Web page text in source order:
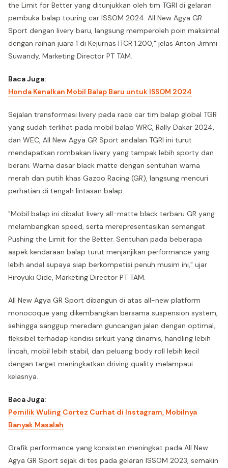
the Limit for Better yang ditunjukkan oleh tim TGRI di gelaran
pembuka balap touring car ISSOM 2024. All New Agya GR
Sport dengan livery baru, langsung memperoleh poin maksimal
dengan raihan juara 1 di Kejurnas ITCR 1.200," jelas Anton Jimmi
Suwandy, Marketing Director PT TAM.
Baca Juga:
Honda Kenalkan Mobil Balap Baru untuk ISSOM 2024
Sejalan transformasi livery pada race car tim balap global TGR
yang sudah terlihat pada mobil balap WRC, Rally Dakar 2024,
dan WEC, All New Agya GR Sport andalan TGRI ini turut
mendapatkan rombakan livery yang tampak lebih sporty dan
berani. Warna dasar black matte dengan sentuhan warna
merah dan putih khas Gazoo Racing (GR), langsung mencuri
perhatian di tengah lintasan balap.
"Mobil balap ini dibalut livery all-matte black terbaru GR yang
melambangkan speed, serta merepresentasikan semangat
Pushing the Limit for the Better. Sentuhan pada beberapa
aspek kendaraan balap turut menjanjikan performance yang
lebih andal supaya siap berkompetisi penuh musim ini," ujar
Hiroyuki Oide, Marketing Director PT TAM.
All New Agya GR Sport dibangun di atas all-new platform
monocoque yang dikembangkan bersama suspension system,
sehingga sanggup meredam guncangan jalan dengan optimal,
fleksibel terhadap kondisi sirkuit yang dinamis, handling lebih
lincah, mobil lebih stabil, dan peluang body roll lebih kecil
dengan target meningkatkan driving quality melampaui
kelasnya.
Baca Juga:
Pemilik Wuling Cortez Curhat di Instagram, Mobilnya
Banyak Masalah
Grafik performance yang konsisten meningkat pada All New
Agya GR Sport sejak di tes pada gelaran ISSOM 2023, semakin